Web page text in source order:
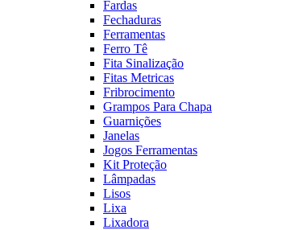
Fardas
Fechaduras
Ferramentas
Ferro Tê
Fita Sinalização
Fitas Metricas
Fribrocimento
Grampos Para Chapa
Guarnições
Janelas
Jogos Ferramentas
Kit Proteção
Lâmpadas
Lisos
Lixa
Lixadora